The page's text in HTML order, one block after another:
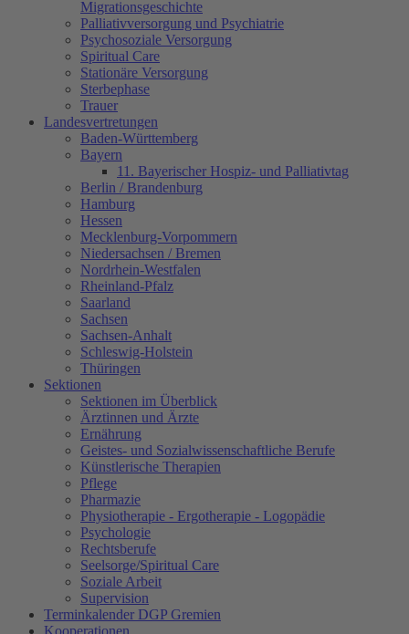
Migrationsgeschichte
Palliativversorgung und Psychiatrie
Psychosoziale Versorgung
Spiritual Care
Stationäre Versorgung
Sterbephase
Trauer
Landesvertretungen
Baden-Württemberg
Bayern
11. Bayerischer Hospiz- und Palliativtag
Berlin / Brandenburg
Hamburg
Hessen
Mecklenburg-Vorpommern
Niedersachsen / Bremen
Nordrhein-Westfalen
Rheinland-Pfalz
Saarland
Sachsen
Sachsen-Anhalt
Schleswig-Holstein
Thüringen
Sektionen
Sektionen im Überblick
Ärztinnen und Ärzte
Ernährung
Geistes- und Sozialwissenschaftliche Berufe
Künstlerische Therapien
Pflege
Pharmazie
Physiotherapie - Ergotherapie - Logopädie
Psychologie
Rechtsberufe
Seelsorge/Spiritual Care
Soziale Arbeit
Supervision
Terminkalender DGP Gremien
Kooperationen